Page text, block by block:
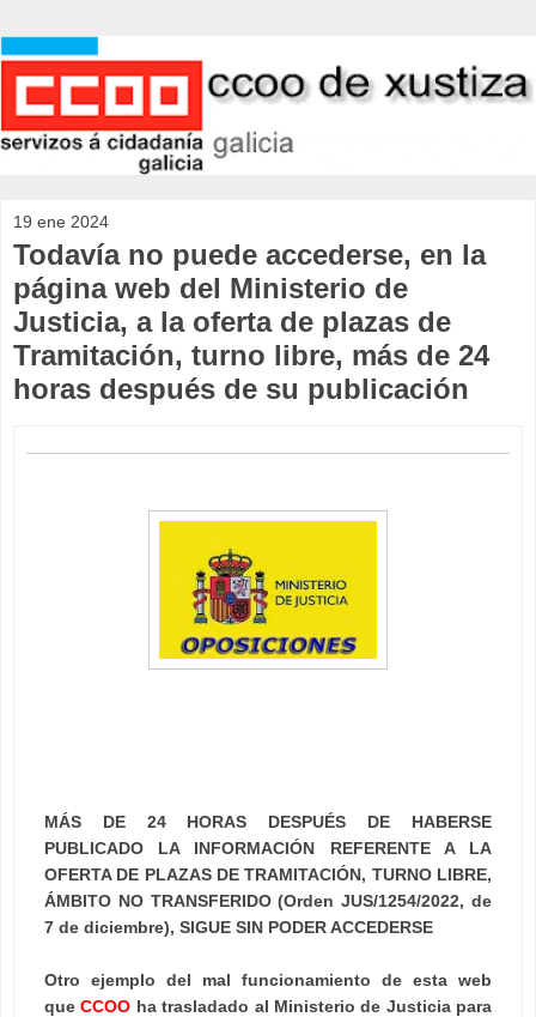
19 ene 2024
Todavía no puede accederse, en la
página web del Ministerio de
Justicia, a la oferta de plazas de
Tramitación, turno libre, más de 24
horas después de su publicación
MÁS DE 24 HORAS DESPUÉS DE HABERSE
PUBLICADO LA INFORMACIÓN REFERENTE A LA
OFERTA DE PLAZAS DE TRAMITACIÓN, TURNO LIBRE,
ÁMBITO NO TRANSFERIDO (Orden JUS/1254/2022, de
7 de diciembre), SIGUE SIN PODER ACCEDERSE
Otro ejemplo del mal funcionamiento de esta web
queCCOO ha trasladado al Ministerio de Justicia para